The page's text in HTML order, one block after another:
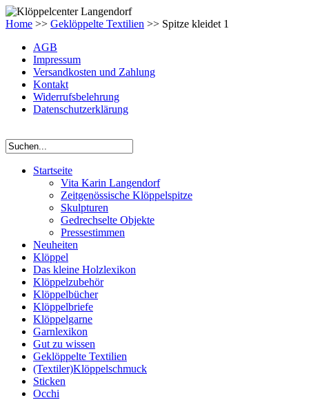
Home >> Geklöppelte Textilien >> Spitze kleidet 1
AGB
Impressum
Versandkosten und Zahlung
Kontakt
Widerrufsbelehrung
Datenschutzerklärung
Startseite
Vita Karin Langendorf
Zeitgenössische Klöppelspitze
Skulpturen
Gedrechselte Objekte
Pressestimmen
Neuheiten
Klöppel
Das kleine Holzlexikon
Klöppelzubehör
Klöppelbücher
Klöppelbriefe
Klöppelgarne
Garnlexikon
Gut zu wissen
Geklöppelte Textilien
(Textiler)Klöppelschmuck
Sticken
Occhi